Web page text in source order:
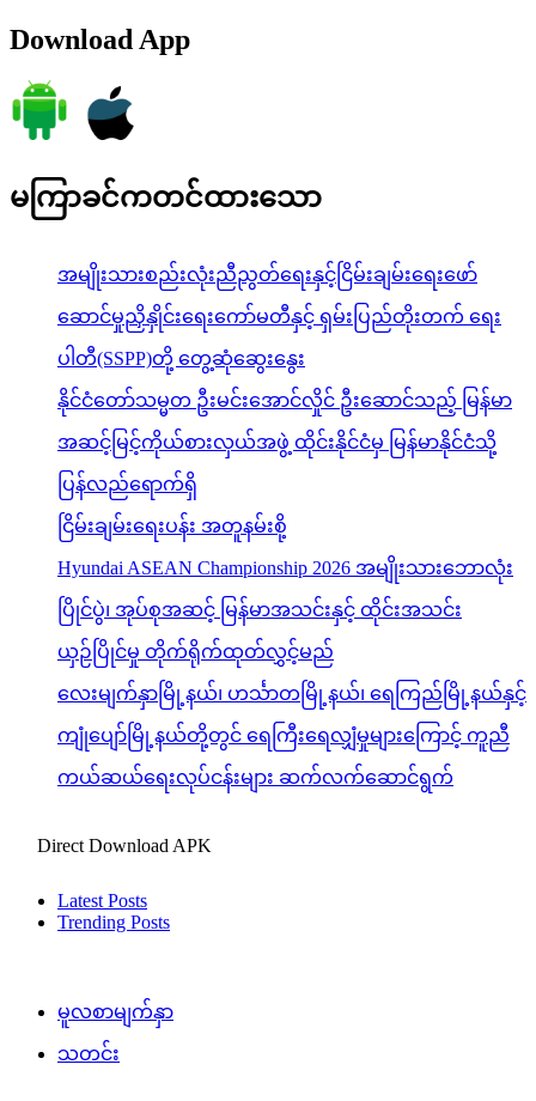
Download App
မကြာခင်ကတင်ထားသော
အမျိုးသားစည်းလုံးညီညွတ်ရေးနှင့်ငြိမ်းချမ်းရေးဖော်
ဆောင်မှုညှိနှိုင်းရေးကော်မတီနှင့် ရှမ်းပြည်တိုးတက် ရေး
ပါတီ(SSPP)တို့ တွေ့ဆုံဆွေးနွေး
နိုင်ငံတော်သမ္မတ ဦးမင်းအောင်လှိုင် ဦးဆောင်သည့် မြန်မာ
အဆင့်မြင့်ကိုယ်စားလှယ်အဖွဲ့ ထိုင်းနိုင်ငံမှ မြန်မာနိုင်ငံသို့
ပြန်လည်ရောက်ရှိ
ငြိမ်းချမ်းရေးပန်း အတူနမ်းစို့
Hyundai ASEAN Championship 2026 အမျိုးသားဘောလုံး
ပြိုင်ပွဲ၊ အုပ်စုအဆင့် မြန်မာအသင်းနှင့် ထိုင်းအသင်း
ယှဉ်ပြိုင်မှု တိုက်ရိုက်ထုတ်လွှင့်မည်
လေးမျက်နှာမြို့နယ်၊ ဟင်္သာတမြို့နယ်၊ ရေကြည်မြို့နယ်နှင့်
ကျုံပျော်မြို့နယ်တို့တွင် ရေကြီးရေလျှံမှုများကြောင့် ကူညီ
ကယ်ဆယ်ရေးလုပ်ငန်းများ ဆက်လက်ဆောင်ရွက်
Direct Download APK
Latest Posts
Trending Posts
မူလစာမျက်နှာ
သတင်း